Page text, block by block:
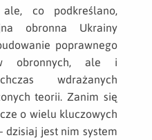
co podkreślano,
obronna Ukrainy
poprawnego
obronnych, ale i
wdrażanych
teorii. Zanim się
o wielu kluczowych
dzisiaj jest nim system